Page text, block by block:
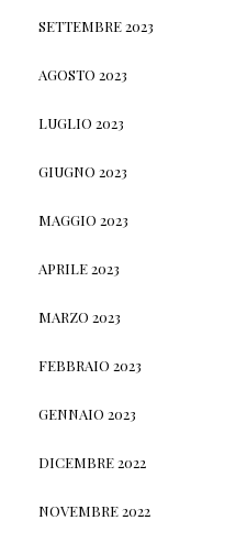
SETTEMBRE 2023
AGOSTO 2023
LUGLIO 2023
GIUGNO 2023
MAGGIO 2023
APRILE 2023
MARZO 2023
FEBBRAIO 2023
GENNAIO 2023
DICEMBRE 2022
NOVEMBRE 2022